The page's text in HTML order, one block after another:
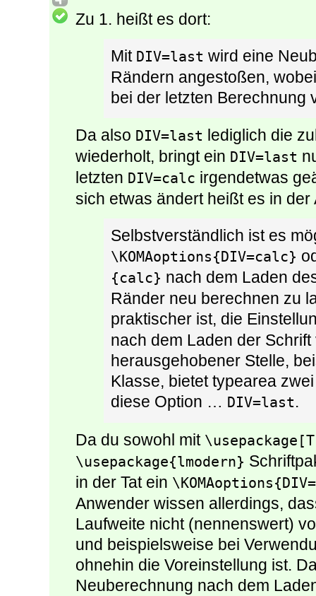
Zu 1. heißt es dort:
Mit DIV=last wird eine
Rändern angestoßen,
bei der letzten Berechnung
Da also DIV=last lediglich die
wiederholt, bringt ein DIV=last
letzten DIV=calc irgendetwas
sich etwas ändert heißt es in der
Selbstverständlich ist es
\KOMAoptions{DIV=calc}
{calc} nach dem Laden
Ränder neu berechnen zu
praktischer ist, die
nach dem Laden der
herausgehobener Stelle,
Klasse, bietet typearea
diese Option … DIV=last.
Da du sowohl mit
\usepackage{lmodern}
in der Tat ein
Anwender wissen allerdings,
Laufweite nicht (nennenswert)
und beispielsweise bei
ohnehin die Voreinstellung ist.
Neuberechnung nach dem